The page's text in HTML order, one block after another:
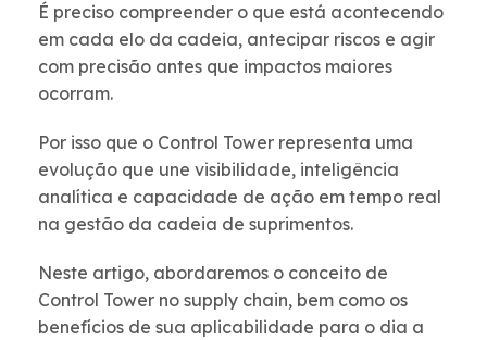
É preciso compreender o que está acontecendo
em cada elo da cadeia, antecipar riscos e agir
com precisão antes que impactos maiores
ocorram.
Por isso que o Control Tower representa uma
evolução que une visibilidade, inteligência
analítica e capacidade de ação em tempo real
na gestão da cadeia de suprimentos.
Neste artigo, abordaremos o conceito de
Control Tower no supply chain, bem como os
benefícios de sua aplicabilidade para o dia a